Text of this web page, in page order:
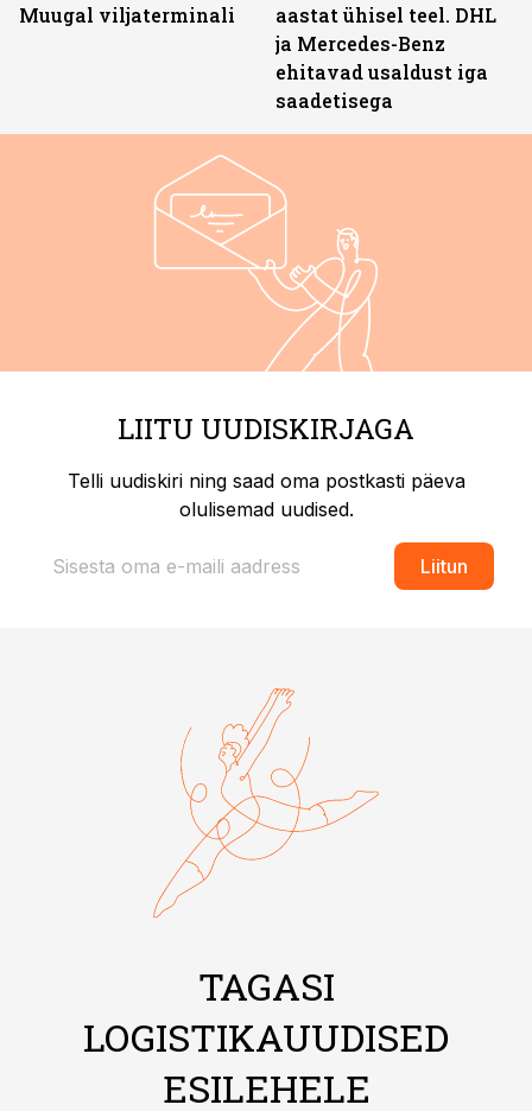
Muugal viljaterminali
aastat ühisel teel. DHL
ja Mercedes-Benz
ehitavad usaldust iga
saadetisega
LIITU UUDISKIRJAGA
Telli uudiskiri ning saad oma postkasti päeva
olulisemad uudised.
Liitun
TAGASI
LOGISTIKAUUDISED
ESILEHELE